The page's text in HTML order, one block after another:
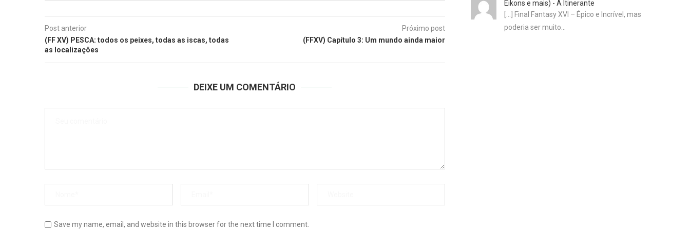
Post anterior
(FF XV) PESCA: todos os peixes, todas as iscas, todas
as localizações
Próximo post
(FFXV) Capítulo 3: Um mundo ainda maior
DEIXE UM COMENTÁRIO
Save my name, email, and website in this browser for the next time I comment.
Eikons e mais) - A Itinerante
[…] Final Fantasy XVI – Épico e Incrível, mas
poderia ser muito…